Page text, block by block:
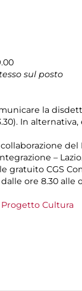
sul posto
la
In
collaborazione
–
CGS
ore 8.30 alle
Cultura